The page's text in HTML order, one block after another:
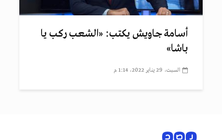
أسامة جاويش يكتب: «الشعب ركب يا
باشا»
السبت، 29 يناير 2022، 1:14 م